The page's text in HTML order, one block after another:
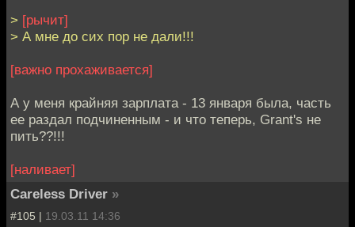
> [рычит]
> А мне до сих пор не дали!!!
[важно прохаживается]
А у меня крайняя зарплата - 13 января была, часть
ее раздал подчиненным - и что теперь, Grant's не
пить??!!!
[наливает]
Careless Driver »
#105 | 19.03.11 14:36